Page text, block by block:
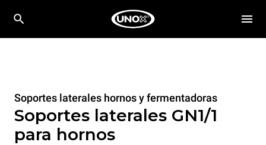
Soportes laterales hornos y fermentadoras
Soportes laterales GN1/1
para hornos